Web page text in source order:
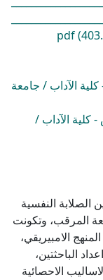
الآداب / جامعة
كلية الآداب /
الصلابة النفسية
المرقب، وتكونت
المنهج الامبيريقي،
الباحثتين،
الاحصائية